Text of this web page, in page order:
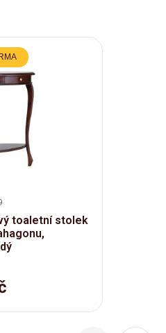
toaletní stolek